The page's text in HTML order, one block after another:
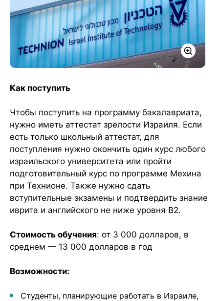
Как поступить
Чтобы поступить на программу бакалавриата,
нужно иметь аттестат зрелости Израиля. Если
есть только школьный аттестат, для
поступления нужно окончить один курс любого
израильского университета или пройти
подготовительный курс по программе Мехина
при Технионе. Также нужно сдать
вступительные экзамены и подтвердить знание
иврита и английского не ниже уровня B2.
Стоимость обучения: от 3 000 долларов, в
среднем — 13 000 долларов в год
Возможности:
Студенты, планирующие работать в Израиле,